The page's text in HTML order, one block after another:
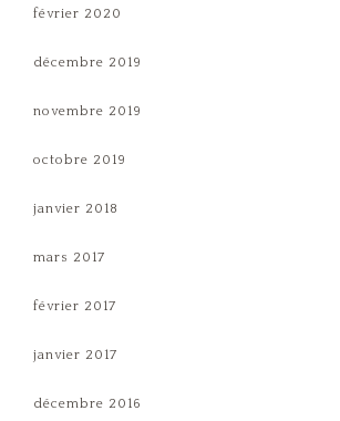
février 2020
décembre 2019
novembre 2019
octobre 2019
janvier 2018
mars 2017
février 2017
janvier 2017
décembre 2016